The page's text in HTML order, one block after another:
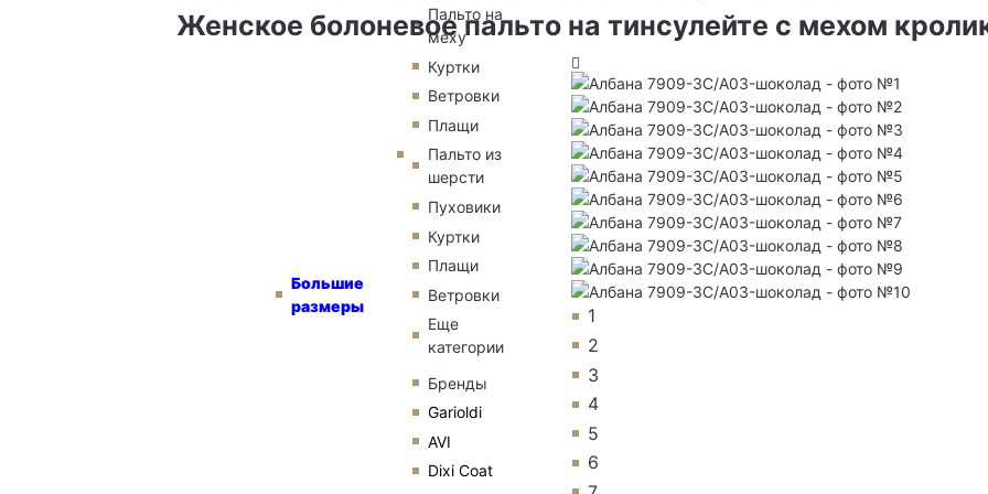
Большие
размеры
Пальто на
меху
Куртки
Ветровки
Плащи
Пальто из
шерсти
Пуховики
Куртки
Плащи
Ветровки
Еще
категории
Бренды
Garioldi
AVI
Dixi Coat
Женское болоневое пальто на тинсулейте с мехом
1
2
3
4
5
6